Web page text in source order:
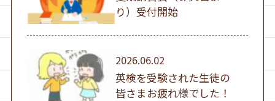
り）受付開始
2026.06.02
英検を受験された生徒の
皆さまお疲れ様でした！